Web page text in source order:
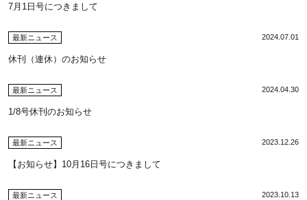
7月1日号につきまして
最新ニュース 2024.07.01
休刊（連休）のお知らせ
最新ニュース 2024.04.30
1/8号休刊のお知らせ
最新ニュース 2023.12.26
【お知らせ】10月16日号につきまして
最新ニュース 2023.10.13